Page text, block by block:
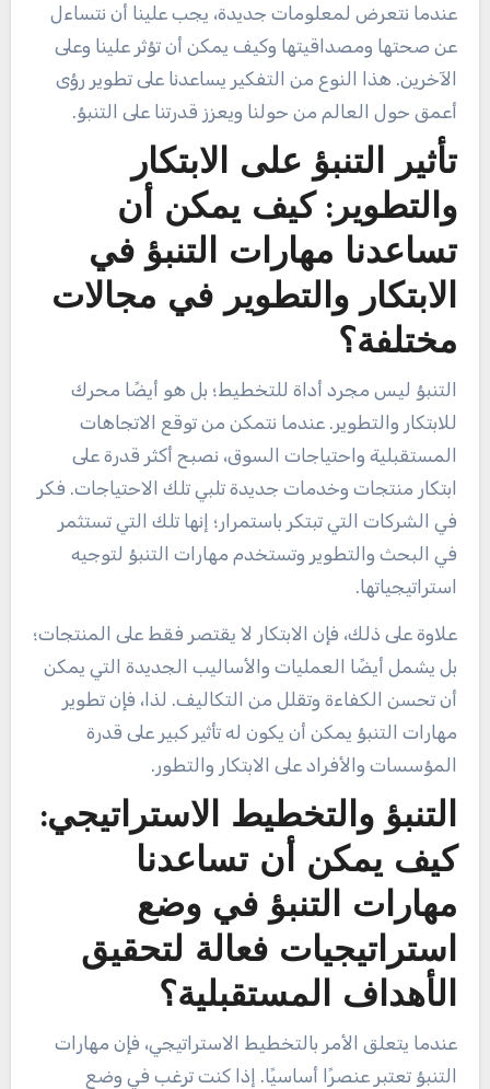
عندما نتعرض لمعلومات جديدة، يجب علينا أن نتساءل
عن صحتها ومصداقيتها وكيف يمكن أن تؤثر علينا وعلى
الآخرين. هذا النوع من التفكير يساعدنا على تطوير رؤى
أعمق حول العالم من حولنا ويعزز قدرتنا على التنبؤ.
تأثير التنبؤ على الابتكار
والتطوير: كيف يمكن أن
تساعدنا مهارات التنبؤ في
الابتكار والتطوير في مجالات
مختلفة؟
التنبؤ ليس مجرد أداة للتخطيط؛ بل هو أيضًا محرك
للابتكار والتطوير. عندما نتمكن من توقع الاتجاهات
المستقبلية واحتياجات السوق، نصبح أكثر قدرة على
ابتكار منتجات وخدمات جديدة تلبي تلك الاحتياجات. فكر
في الشركات التي تبتكر باستمرار؛ إنها تلك التي تستثمر
في البحث والتطوير وتستخدم مهارات التنبؤ لتوجيه
استراتيجياتها.
علاوة على ذلك، فإن الابتكار لا يقتصر فقط على المنتجات؛
بل يشمل أيضًا العمليات والأساليب الجديدة التي يمكن
أن تحسن الكفاءة وتقلل من التكاليف. لذا، فإن تطوير
مهارات التنبؤ يمكن أن يكون له تأثير كبير على قدرة
المؤسسات والأفراد على الابتكار والتطور.
التنبؤ والتخطيط الاستراتيجي:
كيف يمكن أن تساعدنا
مهارات التنبؤ في وضع
استراتيجيات فعالة لتحقيق
الأهداف المستقبلية؟
عندما يتعلق الأمر بالتخطيط الاستراتيجي، فإن مهارات
التنبؤ تعتبر عنصرًا أساسيًا. إذا كنت ترغب في وضع